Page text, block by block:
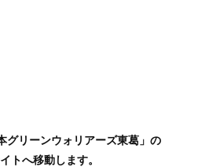
グリーンウォリアーズ東葛」の
トへ移動します。